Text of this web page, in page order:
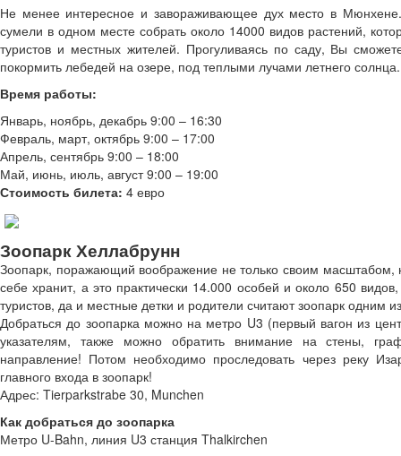
Не менее интересное и завораживающее дух место в
сумели в одном месте собрать около 14000 видов растений,
туристов и местных жителей. Прогуливаясь по саду, Вы
покормить лебедей на озере, под теплыми лучами летнего солнца.
Время работы:
Январь, ноябрь, декабрь 9:00 – 16:30
Февраль, март, октябрь 9:00 – 17:00
Апрель, сентябрь 9:00 – 18:00
Май, июнь, июль, август 9:00 – 19:00
Стоимость билета: 4 евро
Зоопарк Хеллабрунн
Зоопарк, поражающий воображение не только своим масштабом,
себе хранит, а это практически 14.000 особей и около 650
туристов, да и местные детки и родители считают зоопарк одним
Добраться до зоопарка можно на метро U3 (первый вагон из
указателям, также можно обратить внимание на стены,
направление! Потом необходимо проследовать через реку
главного входа в зоопарк!
Адрес: Tierparkstrabe 30, Munchen
Как добраться до зоопарка
Метро U-Bahn, линия U3 станция Thalkirchen